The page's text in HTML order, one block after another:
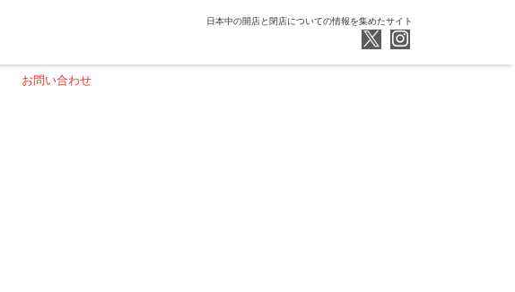
日本中の開店と閉店についての情報を集めたサイト
お問い合わせ